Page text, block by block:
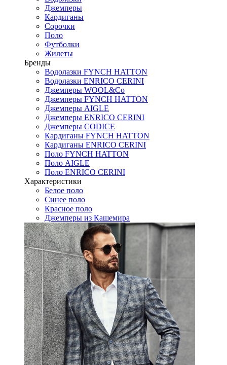
Джемперы
Кардиганы
Сорочки
Поло
Футболки
Жилеты
Бренды
Водолазки FYNCH HATTON
Водолазки ENRICO CERINI
Джемперы WOOL&Co
Джемперы FYNCH HATTON
Джемперы AIGLE
Джемперы ENRICO CERINI
Джемперы CODICE
Кардиганы FYNCH HATTON
Кардиганы ENRICO CERINI
Поло FYNCH HATTON
Поло AIGLE
Поло ENRICO CERINI
Характеристики
Белое поло
Синее поло
Красное поло
Джемперы из Кашемира